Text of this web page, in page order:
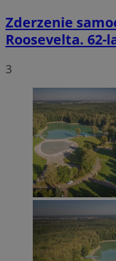
Zderzenie
Roosevelta.
3